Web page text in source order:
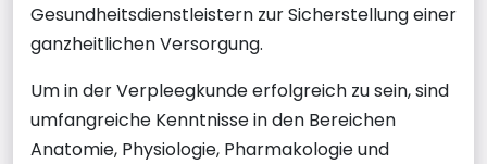
Gesundheitsdienstleistern zur Sicherstellung einer
ganzheitlichen Versorgung.
Um in der Verpleegkunde erfolgreich zu sein, sind
umfangreiche Kenntnisse in den Bereichen
Anatomie, Physiologie, Pharmakologie und